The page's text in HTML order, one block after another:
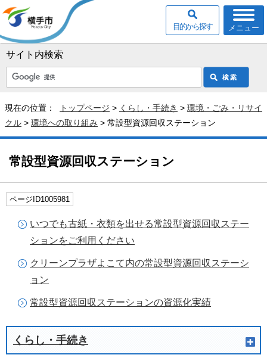
サイト内検索
メニュー
目的から探す
現在の位置： トップページ > くらし・手続き > 環境・ごみ・リサイ
クル > 環境への取り組み > 常設型資源回収ステーション
常設型資源回収ステーション
ページID1005981
いつでも古紙・衣類を出せる常設型資源回収ステー
ションをご利用ください
クリーンプラザよこて内の常設型資源回収ステーシ
ョン
常設型資源回収ステーションの資源化実績
くらし・手続き